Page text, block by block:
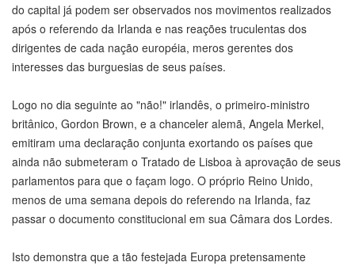
do capital já podem ser observados nos movimentos realizados
após o referendo da Irlanda e nas reações truculentas dos
dirigentes de cada nação européia, meros gerentes dos
interesses das burguesias de seus países.
Logo no dia seguinte ao "não!" irlandês, o primeiro-ministro
britânico, Gordon Brown, e a chanceler alemã, Angela Merkel,
emitiram uma declaração conjunta exortando os países que
ainda não submeteram o Tratado de Lisboa à aprovação de seus
parlamentos para que o façam logo. O próprio Reino Unido,
menos de uma semana depois do referendo na Irlanda, faz
passar o documento constitucional em sua Câmara dos Lordes.
Isto demonstra que a tão festejada Europa pretensamente